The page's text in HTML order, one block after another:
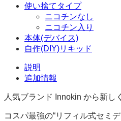
使い捨てタイプ
ニコチンなし
ニコチン入り
本体(デバイス)
自作(DIY)リキッド
説明
追加情報
人気ブランド Innokin から新し
コスパ最強の“リフィル式セミ